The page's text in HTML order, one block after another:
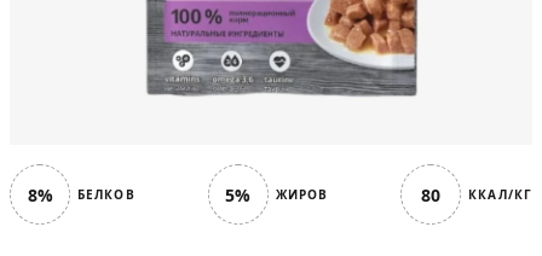
8% БЕЛКОВ 5% ЖИРОВ 80 ККАЛ/КГ